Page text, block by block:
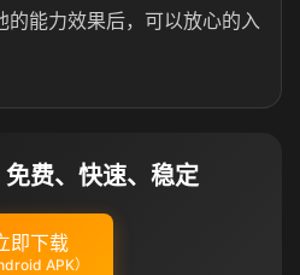
的能力效果后，可以放心的入
费、快速、稳定
即下载
APK）